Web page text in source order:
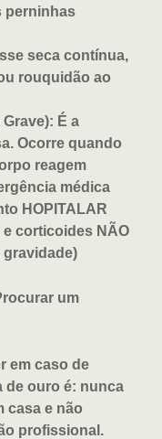
perninhas
seca contínua,
rouquidão ao
É a
Ocorre quando
reagem
médica
HOPITALAR
corticoides NÃO
gravidade)
um
em caso de
de ouro é: nunca
casa e não
profissional.